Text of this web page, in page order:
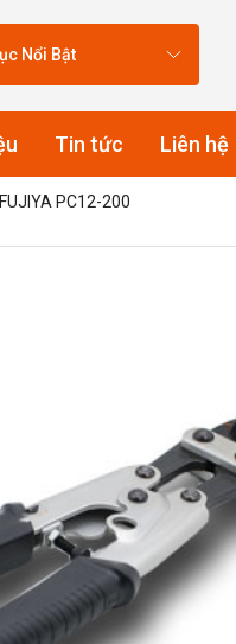
Nổi Bật
Tin tức Liên hệ
PC12-200